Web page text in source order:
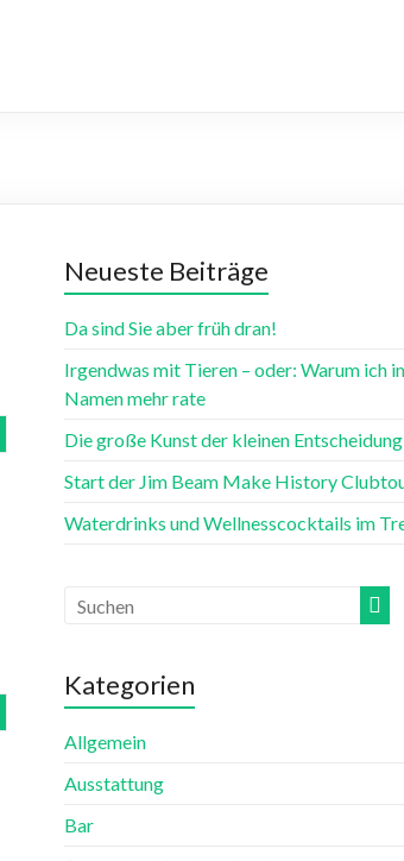
Neueste Beiträge
Da sind Sie aber früh dran!
Irgendwas mit Tieren – oder: Warum ich
Namen mehr rate
Die große Kunst der kleinen Entscheidung
Start der Jim Beam Make History
Waterdrinks und Wellnesscocktails im
Kategorien
Allgemein
Ausstattung
Bar